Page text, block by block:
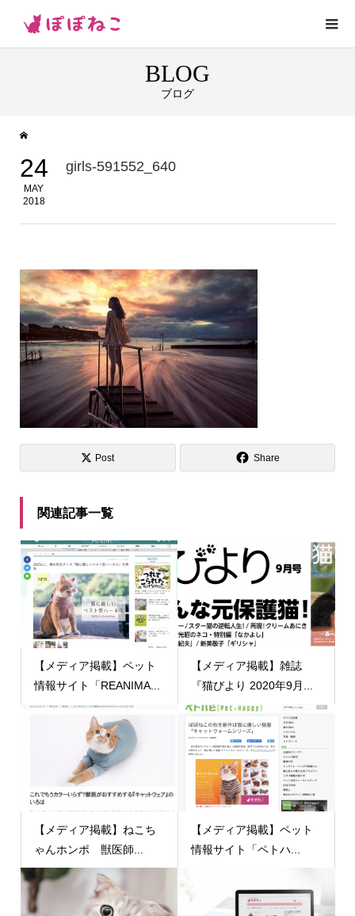
BLOG
ブログ
24
MAY
2018
girls-591552_640
Post Share
関連記事一覧
【メディア掲載】ペット
情報サイト「REANIMA...
【メディア掲載】雑誌
『猫びより 2020年9月...
【メディア掲載】ねこち
ゃんホンポ 獣医師...
【メディア掲載】ペット
情報サイト「ペトハ...